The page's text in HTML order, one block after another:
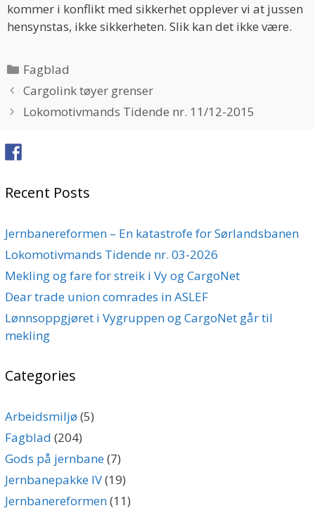
kommer i konflikt med sikkerhet opplever vi at jussen
hensynstas, ikke sikkerheten. Slik kan det ikke være.
Categories
Fagblad
Cargolink tøyer grenser
Lokomotivmands Tidende nr. 11/12-2015
Recent Posts
Jernbanereformen – En katastrofe for Sørlandsbanen
Lokomotivmands Tidende nr. 03-2026
Mekling og fare for streik i Vy og CargoNet
Dear trade union comrades in ASLEF
Lønnsoppgjøret i Vygruppen og CargoNet går til
mekling
Categories
Arbeidsmiljø (5)
Fagblad (204)
Gods på jernbane(7)
Jernbanepakke IV(19)
Jernbanereformen(11)